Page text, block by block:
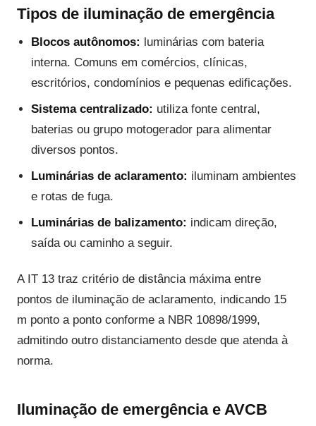
Tipos de iluminação de emergência
Blocos autônomos: luminárias com bateria
interna. Comuns em comércios, clínicas,
escritórios, condomínios e pequenas edificações.
Sistema centralizado: utiliza fonte central,
baterias ou grupo motogerador para alimentar
diversos pontos.
Luminárias de aclaramento: iluminam ambientes
e rotas de fuga.
Luminárias de balizamento: indicam direção,
saída ou caminho a seguir.
A IT 13 traz critério de distância máxima entre
pontos de iluminação de aclaramento, indicando 15
m ponto a ponto conforme a NBR 10898/1999,
admitindo outro distanciamento desde que atenda à
norma.
Iluminação de emergência e AVCB